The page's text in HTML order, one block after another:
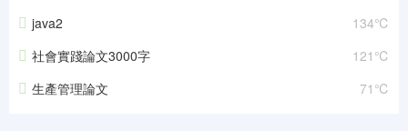
134℃
java2
121℃
社會實踐論文3000字
71℃
生產管理論文